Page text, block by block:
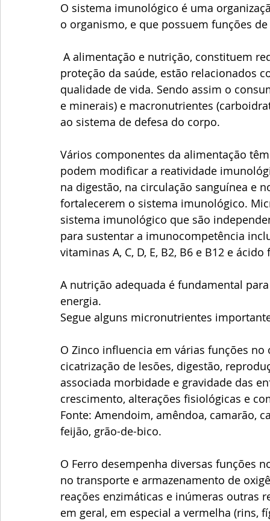
O sistema imunológico é uma
o organismo, e que possuem funções
proteção da saúde, estão relacionados
qualidade de vida. Sendo assim o
e minerais) e macronutrientes
ao sistema de defesa do corpo.
Vários componentes da alimentação
podem modificar a reatividade
na digestão, na circulação sanguínea e
fortalecerem o sistema imunológico.
sistema imunológico que são
para sustentar a imunocompetência
vitaminas A, C, D, E, B2, B6 e B12 e ácido
A nutrição adequada é fundamental
energia.
Segue alguns micronutrientes
O Zinco influencia em várias funções
cicatrização de lesões, digestão,
associada morbidade e gravidade das
crescimento, alterações fisiológicas e
Fonte: Amendoim, amêndoa, camarão,
feijão, grão-de-bico.
O Ferro desempenha diversas funções
no transporte e armazenamento de
reações enzimáticas e inúmeras outras
em geral, em especial a vermelha (rins,